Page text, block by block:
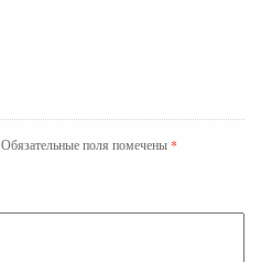
Обязательные поля помечены *